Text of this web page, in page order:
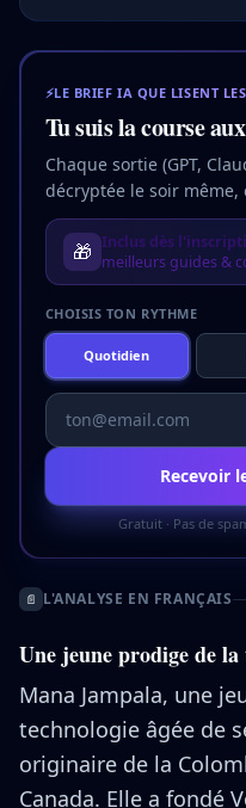
⚡LE BRIEF IA QUE LISENT
Tu suis la course
Chaque sortie (GPT,
décryptée le soir
🎁 Inclus dès
meilleurs guides &
CHOISIS TON RYTHME
Quotidien
Recevoir
Gratuit · Pas de
📄 L'ANALYSE EN FRANÇAIS
Une jeune prodige de la
Mana Jampala, une
technologie âgée de
originaire de la
Canada. Elle a fondé